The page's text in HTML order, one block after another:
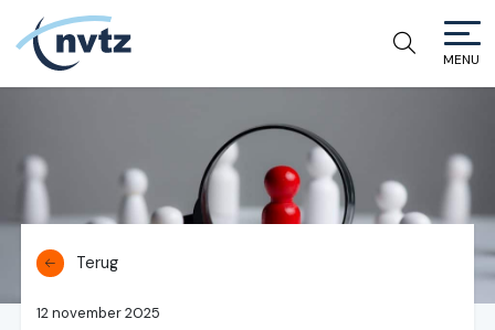
NVTZ
MENU
Terug
12 november 2025